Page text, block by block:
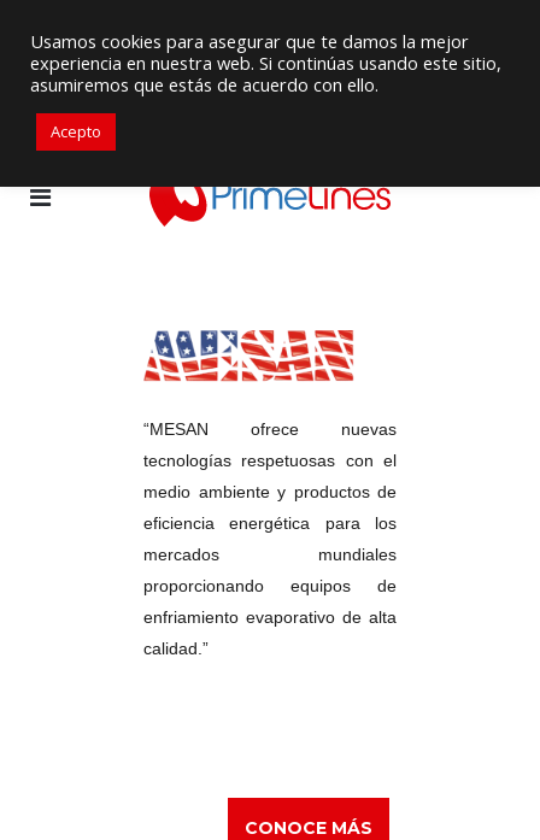
+57 3105917311 ventascolombia@primelines-hvac.com
“MESAN ofrece nuevas
tecnologías respetuosas con el
medio ambiente y productos de
eficiencia energética para los
mercados mundiales
proporcionando equipos de
enfriamiento evaporativo de alta
calidad.”
CONOCE MÁS
Usamos cookies para asegurar que te damos la mejor
experiencia en nuestra web. Si continúas usando este sitio,
asumiremos que estás de acuerdo con ello.
Acepto